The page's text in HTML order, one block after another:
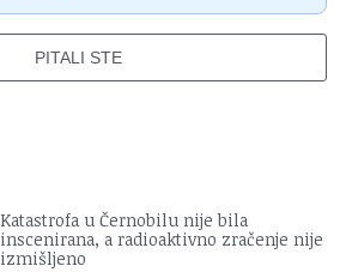
PITALI STE
Katastrofa u Černobilu nije bila
inscenirana, a radioaktivno zračenje nije
izmišljeno